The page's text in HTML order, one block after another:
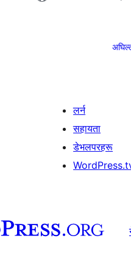
लर्न
सहायता
डेभलपरहरू